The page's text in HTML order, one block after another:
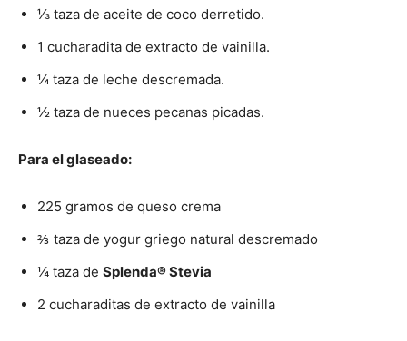
⅓ taza de aceite de coco derretido.
1 cucharadita de extracto de vainilla.
¼ taza de leche descremada.
½ taza de nueces pecanas picadas.
Para el glaseado:
225 gramos de queso crema
⅔ taza de yogur griego natural descremado
¼ taza de Splenda® Stevia
2 cucharaditas de extracto de vainilla